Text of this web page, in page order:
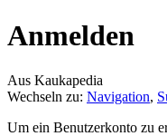
Anmelden
Aus Kaukapedia
Wechseln zu: Navigation,
Um ein Benutzerkonto zu